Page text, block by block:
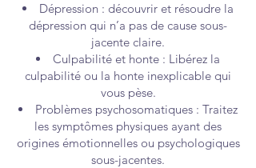
Dépression : découvrir et résoudre la
dépression qui n’a pas de cause sous-
jacente claire.
Culpabilité et honte : Libérez la
culpabilité ou la honte inexplicable qui
vous pèse.
Problèmes psychosomatiques : Traitez
les symptômes physiques ayant des
origines émotionnelles ou psychologiques
sous-jacentes.